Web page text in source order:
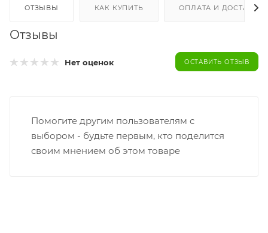
ОТЗЫВЫ КАК КУПИТЬ ОПЛАТА И ДОСТАВКА
Отзывы
Нет оценок ОСТАВИТЬ ОТЗЫВ
Помогите другим пользователям с
выбором - будьте первым, кто поделится
своим мнением об этом товаре